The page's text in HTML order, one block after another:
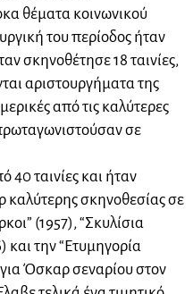
θέματα κοινωνικού
του περίοδος ήταν
σκηνοθέτησε 18 ταινίες,
αριστουργήματα της
από τις καλύτερες
σε
40 ταινίες και ήταν
σκηνοθεσίας σε
(1957), “Σκυλίσια
και την “Ετυμηγορία
Όσκαρ σεναρίου στον